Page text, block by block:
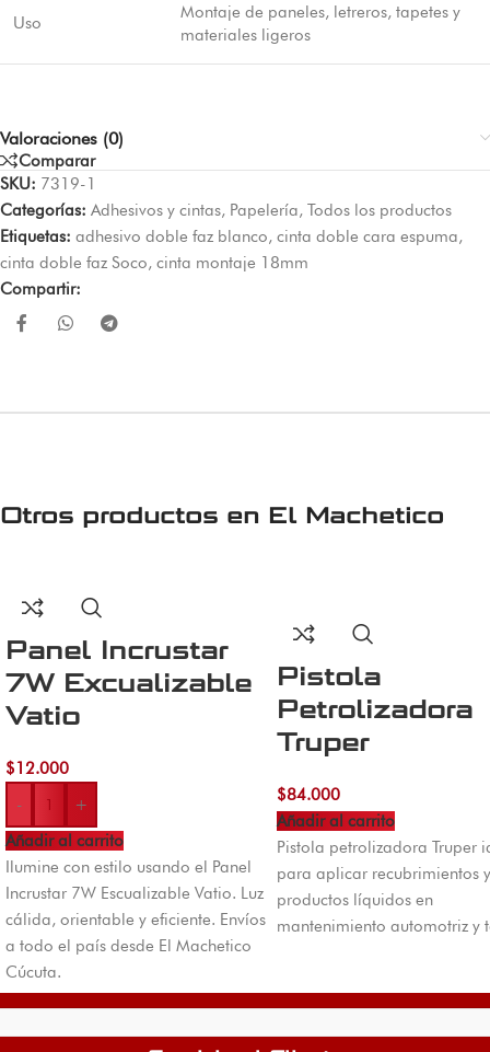
Uso
Montaje de paneles, letreros, tapetes y
materiales ligeros
Valoraciones (0)
Comparar
SKU: 7319-1
Categorías: Adhesivos y cintas, Papelería, Todos los productos
Etiquetas: adhesivo doble faz blanco, cinta doble cara espuma,
cinta doble faz Soco, cinta montaje 18mm
Compartir:
Otros productos en El Machetico
Panel Incrustar
7W Excualizable
Vatio
$12.000
-
+
Añadir al carrito
Ilumine con estilo usando el Panel
Incrustar 7W Escualizable Vatio. Luz
cálida, orientable y eficiente. Envíos
a todo el país desde El Machetico
Cúcuta.
Pistola
Petrolizadora
Truper
$84.000
Añadir al carrito
Pistola petrolizadora Truper
para aplicar recubrimientos y
productos líquidos en
mantenimiento automotriz y